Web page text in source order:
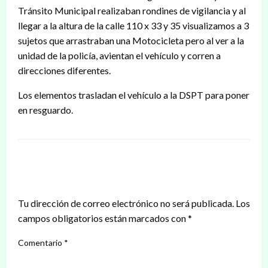
Tránsito Municipal realizaban rondines de vigilancia y al
llegar a la altura de la calle 110 x 33 y 35 visualizamos a 3
sujetos que arrastraban una Motocicleta pero al ver a la
unidad de la policía, avientan el vehículo y corren a
direcciones diferentes.
Los elementos trasladan el vehículo a la DSPT para poner
en resguardo.
Tu dirección de correo electrónico no será publicada. Los
campos obligatorios están marcados con*
Comentario *